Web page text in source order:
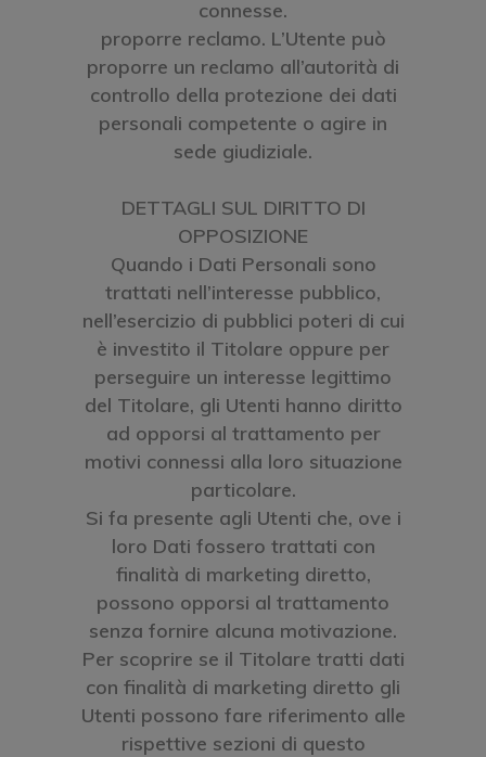
connesse.
proporre reclamo. L’Utente può
proporre un reclamo all’autorità di
controllo della protezione dei dati
personali competente o agire in
sede giudiziale.
DETTAGLI SUL DIRITTO DI
OPPOSIZIONE
Quando i Dati Personali sono
trattati nell’interesse pubblico,
nell’esercizio di pubblici poteri di cui
è investito il Titolare oppure per
perseguire un interesse legittimo
del Titolare, gli Utenti hanno diritto
ad opporsi al trattamento per
motivi connessi alla loro situazione
particolare.
Si fa presente agli Utenti che, ove i
loro Dati fossero trattati con
finalità di marketing diretto,
possono opporsi al trattamento
senza fornire alcuna motivazione.
Per scoprire se il Titolare tratti dati
con finalità di marketing diretto gli
Utenti possono fare riferimento alle
rispettive sezioni di questo